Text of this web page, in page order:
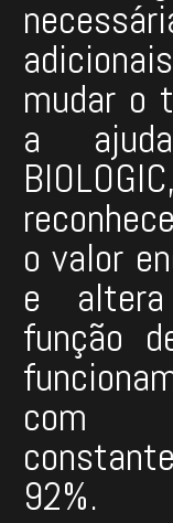
mudar o
a
o valor
e
função
com
92%.